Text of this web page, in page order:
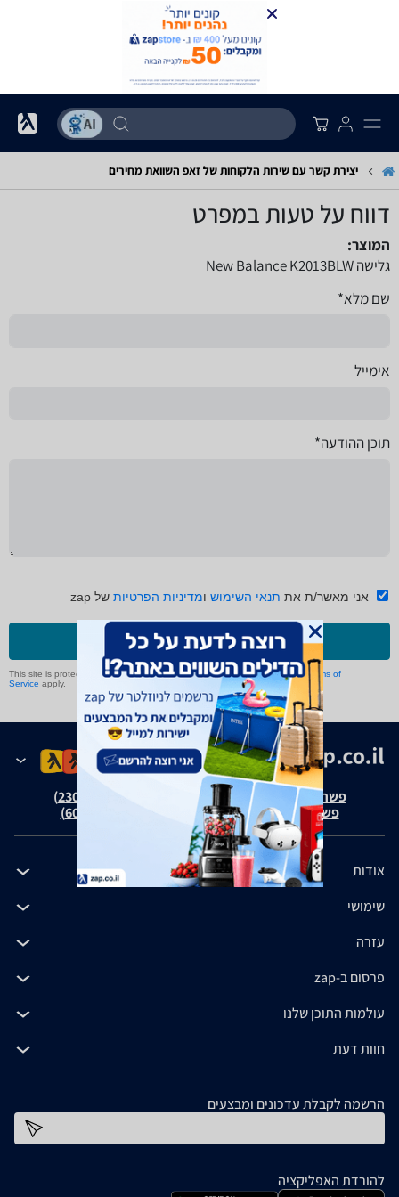
יצירת קשר עם שירות הלקוחות של זאפ השוואת מחירים
דווח על טעות במפרט
המוצר:
גלישה New Balance K2013BLW
שם מלא*
אימייל
תוכן ההודעה*
אני מאשר/ת את תנאי השימוש ומדיניות הפרטיות של zap
שליחה
This site is protected by reCAPTCHA and the GooglePrivacy Policyand Terms of
Service apply.
פשרה בת"צ אבנצ'יק נ' זאפ גרופ (ת"צ 23008-08-20)
פשרה בת"צ כהנים נ' זאפ גרופ (ת"צ 60371-12-19)
אודות
שימושי
עזרה
פרסום ב-zap
עולמות התוכן שלנו
חוות דעת
הרשמה לקבלת עדכונים ומבצעים
להורדת האפליקציה